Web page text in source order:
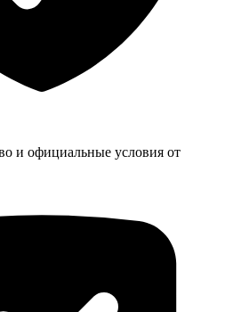
и официальные условия от